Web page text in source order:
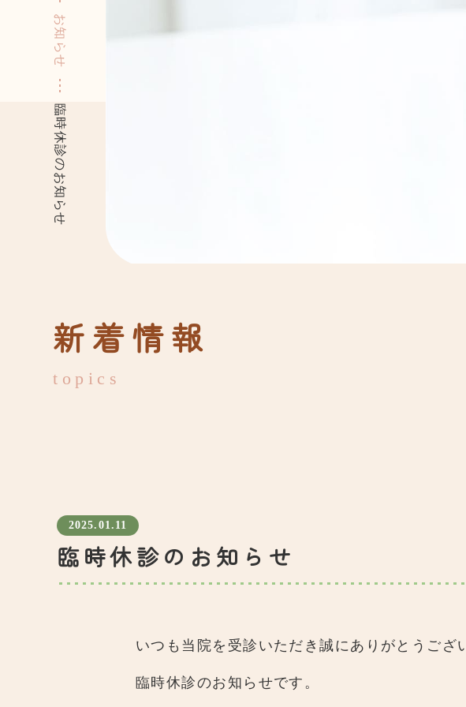
お知らせ
臨時休診のお知らせ
新着情報
topics
2025.01.11
臨時休診のお知らせ
いつも当院を受診いただき誠にありがとうござ
臨時休診のお知らせです。